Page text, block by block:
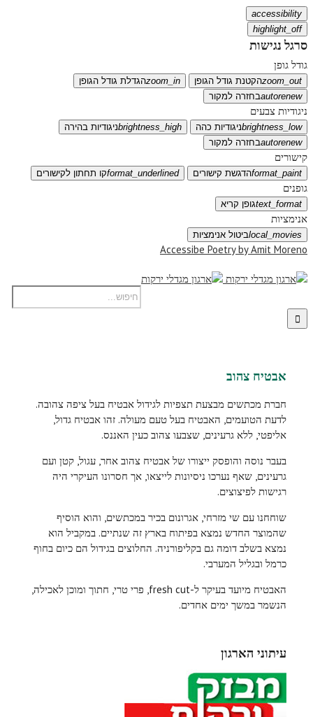
accessibility
highlight_off
סרגל נגישות
גודל גופן
zoom_outהקטנת גודל הגופן zoom_inהגדלת גודל הגופן
autorenewבחזרה למקור
ניגודיות צבעים
brightness_lowניגודיות כהה brightness_highניגודיות בהירה
autorenewבחזרה למקור
קישורים
format_paintהדגשת קישורים format_underlinedקו תחתון לקישורים
גופנים
text_formatגופן קריא
אנימציות
local_moviesביטול אנימציות
Accessibe Poetry by Amit Moreno
אבטיח צהוב
חברת מכתשים מבצעת תצפיות לגידול אבטיח בעל ציפה צהובה.
לדעת הטועמים, האבטיח בעל טעם מעולה. זהו אבטיח גדול,
אליפטי, ללא גרעינים, שצבעו צהוב כעין האננס.
בעבר נוסה והופסק ייצורו של אבטיח צהוב אחר, עגול, קטן ועם
גרעינים, שאף נערכו ניסיונות לייצאו, אך חסרונו העיקרי היה
רגישות לפיצוצים.
שוחחנו עם שי מזרחי, אגרונום בכיר במכתשים, והוא הוסיף
שהמוצר החדש נמצא בפיתוח בארץ זה שנתיים. במקביל הוא
נמצא בשלב דומה גם בקליפורניה. החלוצים בגידול הם כיום בחוף
כרמל ובגליל המערבי.
האבטיח מיועד בעיקר ל-fresh cut, פרי טרי, חתוך ומוכן לאכילה,
הנשמר במשך ימים אחדים.
עיתוני הארגון